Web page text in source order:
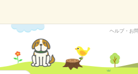
ヘルプ・お